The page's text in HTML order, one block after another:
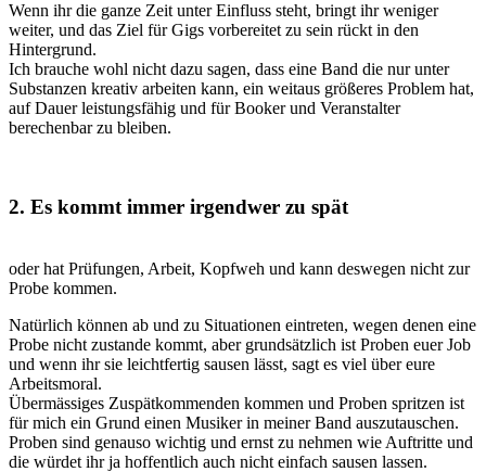
Wenn ihr die ganze Zeit unter Einfluss steht, bringt ihr weniger
weiter, und das Ziel für Gigs vorbereitet zu sein rückt in den
Hintergrund.
Ich brauche wohl nicht dazu sagen, dass eine Band die nur unter
Substanzen kreativ arbeiten kann, ein weitaus größeres Problem hat,
auf Dauer leistungsfähig und für Booker und Veranstalter
berechenbar zu bleiben.
2. Es kommt immer irgendwer zu spät
oder hat Prüfungen, Arbeit, Kopfweh und kann deswegen nicht zur
Probe kommen.
Natürlich können ab und zu Situationen eintreten, wegen denen eine
Probe nicht zustande kommt, aber grundsätzlich ist Proben euer Job
und wenn ihr sie leichtfertig sausen lässt, sagt es viel über eure
Arbeitsmoral.
Übermässiges Zuspätkommenden kommen und Proben spritzen ist
für mich ein Grund einen Musiker in meiner Band auszutauschen.
Proben sind genauso wichtig und ernst zu nehmen wie Auftritte und
die würdet ihr ja hoffentlich auch nicht einfach sausen lassen.